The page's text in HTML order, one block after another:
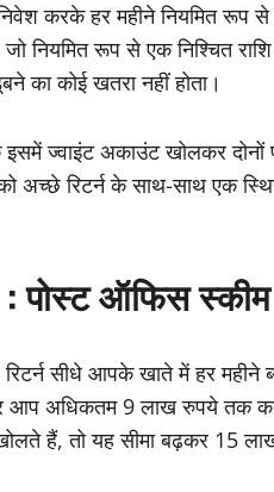
करके हर महीने नियमित रूप
नियमित रूप से एक निश्चित
का कोई खतरा नहीं होता।
ज्वाइंट अकाउंट खोलकर दोनों
रिटर्न के साथ-साथ एक स्थिर
:पोस्ट ऑफिस स्कीम
सीधे आपके खाते में हर
आप अधिकतम 9 लाख रुपये तक
हैं, तो यह सीमा बढ़कर 15